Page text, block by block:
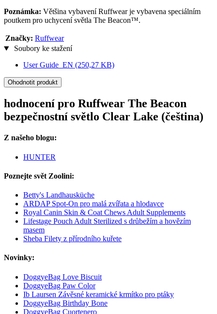
Poznámka: Většina vybavení Ruffwear je vybavena speciálním
poutkem pro uchycení světla The Beacon™.
Značky: Ruffwear
Soubory ke stažení
User Guide_EN (250,27 KB)
Ohodnotit produkt
hodnocení pro Ruffwear The Beacon
bezpečnostní světlo Clear Lake (čeština)
Z našeho blogu:
HUNTER
Poznejte svět Zoolini:
Betty's Landhausküche
ARDAP Spot-On pro malá zvířata a hlodavce
Royal Canin Skin & Coat Chews Adult Supplements
Lifestage Pouch Adult Sterilized s drůbežím a hovězím
masem
Sheba Filety z přírodního kuřete
Novinky:
DoggyeBag Love Biscuit
DoggyeBag Paw Color
Ib Laursen Závěsné keramické krmítko pro ptáky
DoggyeBag Birthday Bone
DoggyeBag Cuortenero